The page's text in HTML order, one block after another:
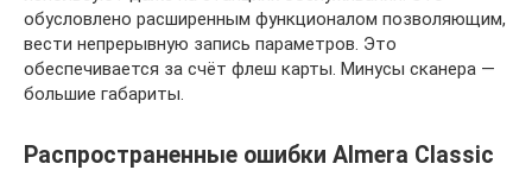
обусловлено расширенным функционалом позволяющим,
вести непрерывную запись параметров. Это
обеспечивается за счёт флеш карты. Минусы сканера —
большие габариты.
Распространенные ошибки Almera Classic